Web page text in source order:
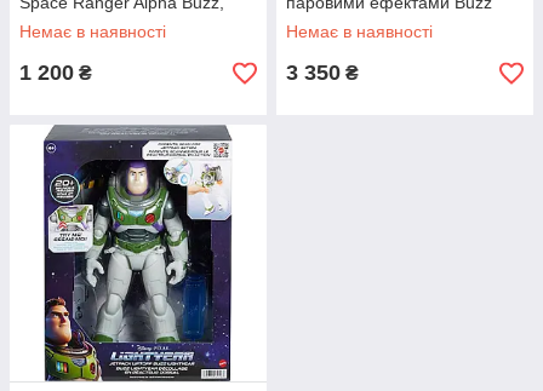
Disney Pixar
Немає в наявності
1 200 ₴
Lightyear, Disney
Немає в наявності
3 350 ₴